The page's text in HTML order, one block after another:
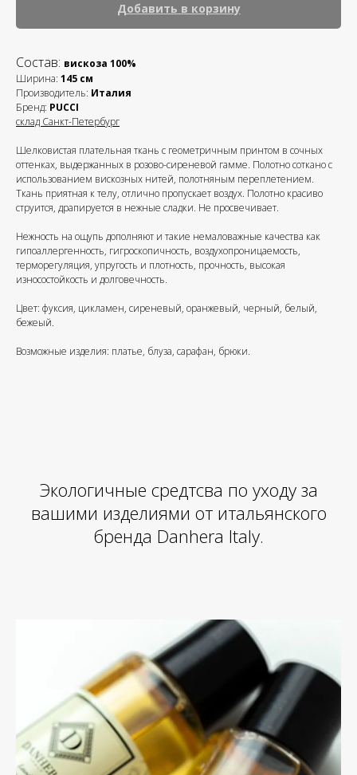
Добавить в корзину
Состав: вискоза 100%
Ширина: 145 см
Производитель: Италия
Бренд: PUCCI
склад Санкт-Петербург
Шелковистая плательная ткань с геометричным принтом в сочных
оттенках, выдержанных в розово-сиреневой гамме. Полотно соткано с
использованием вискозных нитей, полотняным переплетением.
Ткань приятная к телу, отлично пропускает воздух. Полотно красиво
струится, драпируется в нежные сладки. Не просвечивает.
Нежность на ощупь дополняют и такие немаловажные качества как
гипоаллергенность, гигроскопичность, воздухопроницаемость,
терморегуляция, упругость и плотность, прочность, высокая
износостойкость и долговечность.
Цвет: фуксия, цикламен, сиреневый, оранжевый, черный, белый,
бежеый.
Возможные изделия: платье, блуза, сарафан, брюки.
Экологичные средтсва по уходу за
вашими изделиями от итальянского
бренда Danhera Italy.